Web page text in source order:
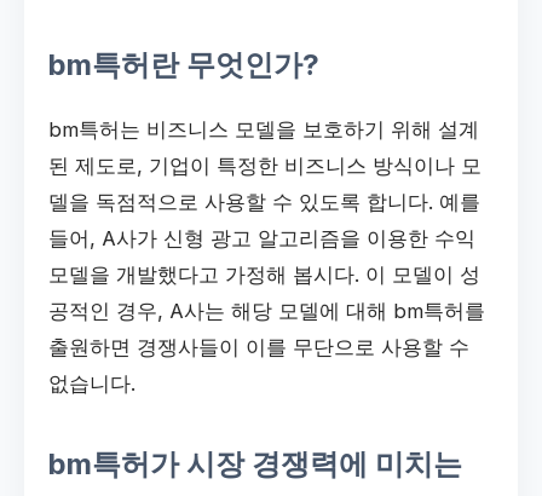
bm특허란 무엇인가?
bm특허는 비즈니스 모델을 보호하기 위해 설계
된 제도로, 기업이 특정한 비즈니스 방식이나 모
델을 독점적으로 사용할 수 있도록 합니다. 예를
들어, A사가 신형 광고 알고리즘을 이용한 수익
모델을 개발했다고 가정해 봅시다. 이 모델이 성
공적인 경우, A사는 해당 모델에 대해 bm특허를
출원하면 경쟁사들이 이를 무단으로 사용할 수
없습니다.
bm특허가 시장 경쟁력에 미치는